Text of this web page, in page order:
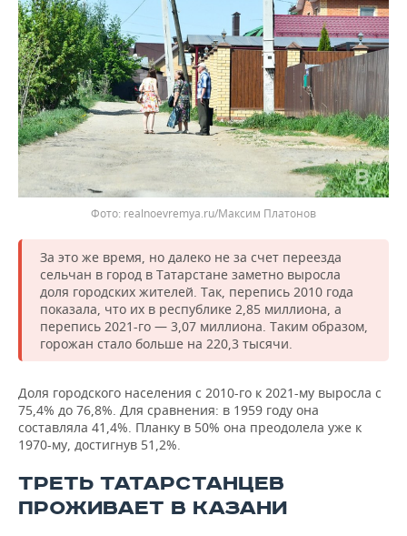
Фото: realnoevremya.ru/Максим Платонов
За это же время, но далеко не за счет переезда
сельчан в город в Татарстане заметно выросла
доля городских жителей. Так, перепись 2010 года
показала, что их в республике 2,85 миллиона, а
перепись 2021-го — 3,07 миллиона. Таким образом,
горожан стало больше на 220,3 тысячи.
Доля городского населения с 2010-го к 2021-му выросла с
75,4% до 76,8%. Для сравнения: в 1959 году она
составляла 41,4%. Планку в 50% она преодолела уже к
1970-му, достигнув 51,2%.
ТРЕТЬ ТАТАРСТАНЦЕВ
ПРОЖИВАЕТ В КАЗАНИ